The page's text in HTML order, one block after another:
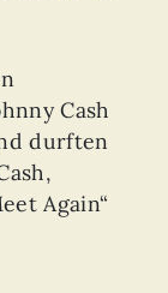
Cash
durften
Again“